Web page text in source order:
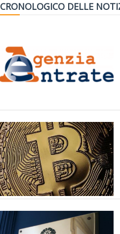
CRONOLOGICO DELLE